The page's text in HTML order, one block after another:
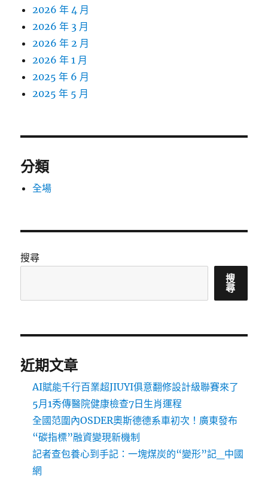
2026 年 4 月
2026 年 3 月
2026 年 2 月
2026 年 1 月
2025 年 6 月
2025 年 5 月
分類
全場
搜尋
搜
尋
近期文章
AI賦能千行百業超JIUYI俱意翻修設計級聯賽來了
5月1秀傳醫院健康檢查7日生肖運程
全國范圍內OSDER奧斯德德系車初次！廣東發布
“碳指標”融資變現新機制
記者查包養心到手記：一塊煤炭的“變形”記_中國
網